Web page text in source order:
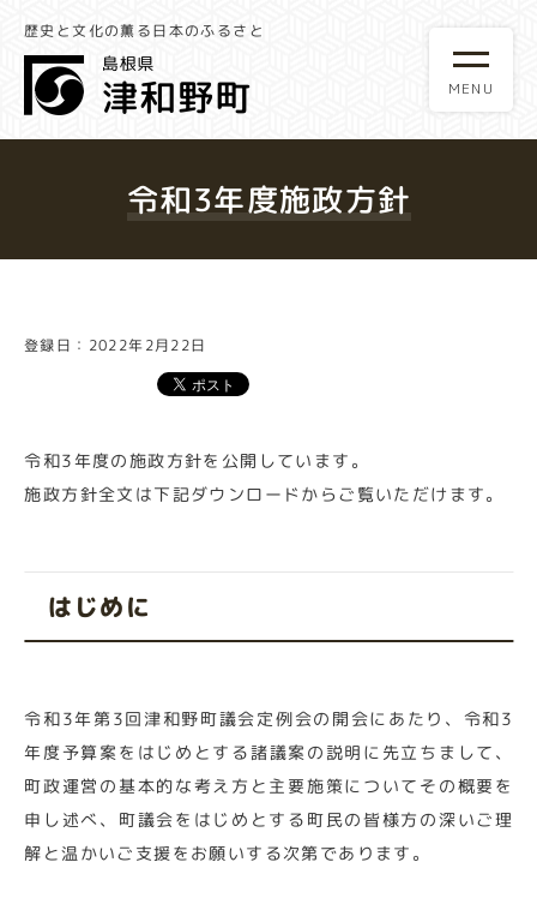
歴史と文化の薫る日本のふるさと
令和3年度施政方針
登録日：2022年2月22日
令和3年度の施政方針を公開しています。
施政方針全文は下記ダウンロードからご覧いただけます。
はじめに
令和3年第3回津和野町議会定例会の開会にあたり、令和3
年度予算案をはじめとする諸議案の説明に先立ちまして、
町政運営の基本的な考え方と主要施策についてその概要を
申し述べ、町議会をはじめとする町民の皆様方の深いご理
解と温かいご支援をお願いする次第であります。